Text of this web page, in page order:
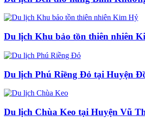
Du lịch Khu bảo tồn thiên nhiên
Du lịch Phú Riềng Đỏ tại Huyện
Du lịch Chùa Keo tại Huyện Vũ